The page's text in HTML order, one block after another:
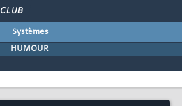
CLUB
Systèmes
HUMOUR